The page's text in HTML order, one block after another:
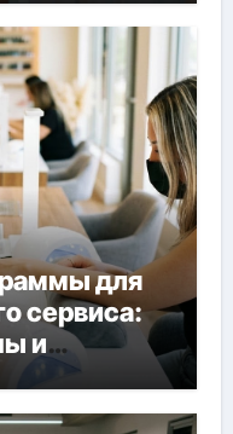
для
сервиса:
и